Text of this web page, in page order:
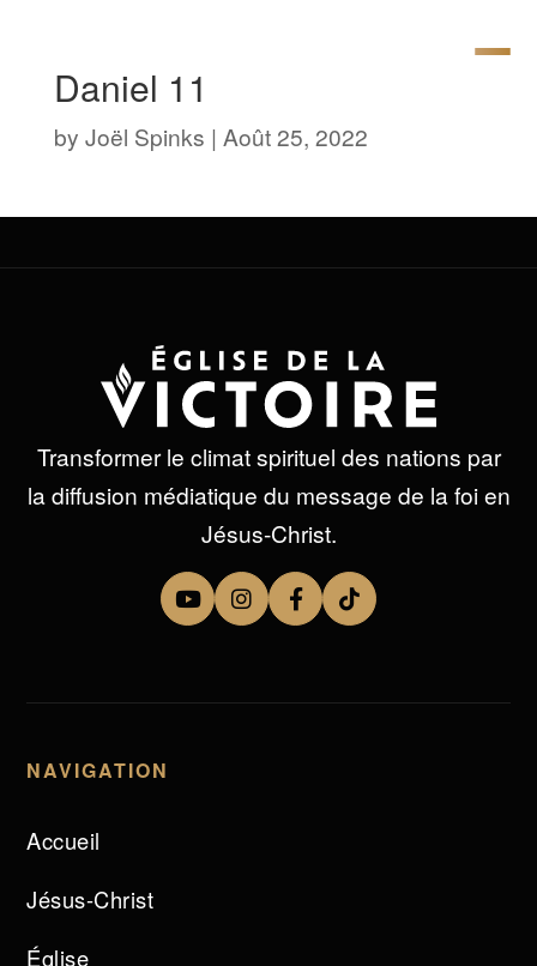
Daniel 11
by Joël Spinks | Août 25, 2022
Transformer le climat spirituel des nations par
la diffusion médiatique du message de la foi en
Jésus-Christ.
NAVIGATION
Accueil
Jésus-Christ
Église